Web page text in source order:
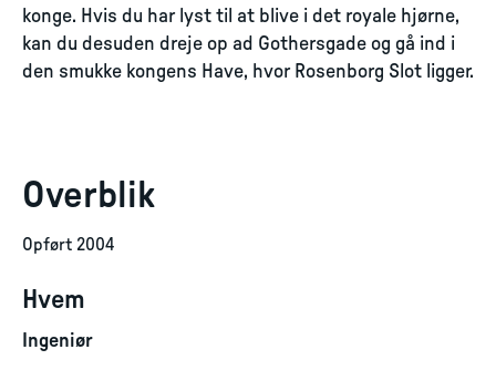
konge. Hvis du har lyst til at blive i det royale hjørne,
kan du desuden dreje op ad Gothersgade og gå ind i
den smukke kongens Have, hvor Rosenborg Slot ligger.
Overblik
Opført 2004
Hvem
Ingeniør